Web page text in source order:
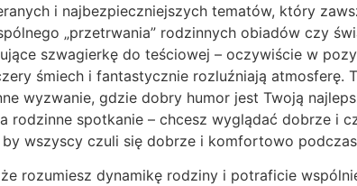
i najbezpieczniejszych tematów, który
„przetrwania” rodzinnych obiadów czy
szwagierkę do teściowej – oczywiście w
śmiech i fantastycznie rozluźniają atmosferę.
wyzwanie, gdzie dobry humor jest Twoją
rodzinne spotkanie – chcesz wyglądać dobrze i
wszyscy czuli się dobrze i komfortowo
rozumiesz dynamikę rodziny i potraficie